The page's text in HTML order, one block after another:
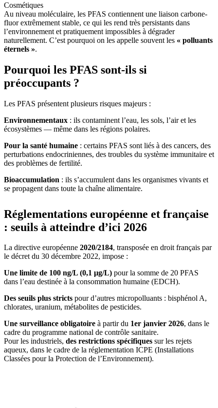
Cosmétiques
Au niveau moléculaire, les PFAS contiennent une liaison carbone-
fluor extrêmement stable, ce qui les rend très persistants dans
l’environnement et pratiquement impossibles à dégrader
naturellement. C’est pourquoi on les appelle souvent les « polluants
éternels ».
Pourquoi les PFAS sont-ils si
préoccupants ?
Les PFAS présentent plusieurs risques majeurs :
Environnementaux : ils contaminent l’eau, les sols, l’air et les
écosystèmes — même dans les régions polaires.
Pour la santé humaine : certains PFAS sont liés à des cancers, des
perturbations endocriniennes, des troubles du système immunitaire et
des problèmes de fertilité.
Bioaccumulation : ils s’accumulent dans les organismes vivants et
se propagent dans toute la chaîne alimentaire.
Réglementations européenne et française
: seuils à atteindre d’ici 2026
La directive européenne 2020/2184, transposée en droit français par
le décret du 30 décembre 2022, impose :
Une limite de 100 ng/L (0,1 µg/L) pour la somme de 20 PFAS
dans l’eau destinée à la consommation humaine (EDCH).
Des seuils plus stricts pour d’autres micropolluants : bisphénol A,
chlorates, uranium, métabolites de pesticides.
Une surveillance obligatoire à partir du 1er janvier 2026, dans le
cadre du programme national de contrôle sanitaire.
Pour les industriels, des restrictions spécifiques sur les rejets
aqueux, dans le cadre de la réglementation ICPE (Installations
Classées pour la Protection de l’Environnement).